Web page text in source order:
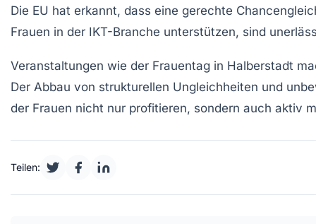
Die EU hat erkannt, dass eine gerechte
Frauen in der IKT-Branche unterstützen, sind
Veranstaltungen wie der Frauentag in Halberstadt
Der Abbau von strukturellen Ungleichheiten und
der Frauen nicht nur profitieren, sondern auch aktiv
Teilen: